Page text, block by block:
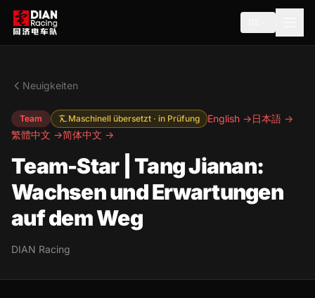
Neuigkeiten
Team Maschinell übersetzt · in Prüfung English →日本語 →
繁體中文 →简体中文 →
Team-Star | Tang Jianan:
Wachsen und Erwartungen
auf dem Weg
DIAN Racing